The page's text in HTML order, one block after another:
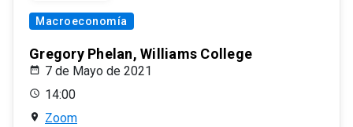
Macroeconomía
Gregory Phelan, Williams College
7 de Mayo de 2021
14:00
Zoom